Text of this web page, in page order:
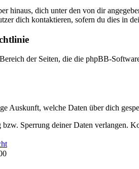
hinaus, dich unter den von dir
dich kontaktieren, sofern du dies in
der Seiten, die die phpBB-
Auskunft, welche Daten über dich
Sperrung deiner Daten verlangen.